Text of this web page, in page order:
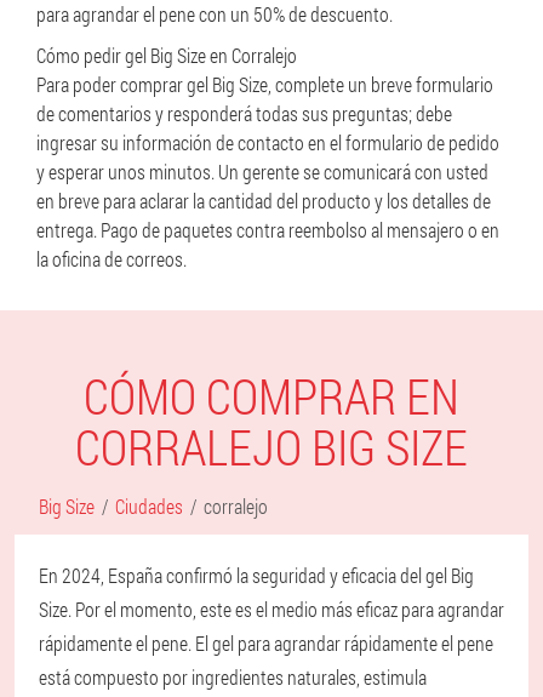
para agrandar el pene con un 50% de descuento.
Cómo pedir gel Big Size en Corralejo
Para poder comprar gel Big Size, complete un breve formulario
de comentarios y responderá todas sus preguntas; debe
ingresar su información de contacto en el formulario de pedido
y esperar unos minutos. Un gerente se comunicará con usted
en breve para aclarar la cantidad del producto y los detalles de
entrega. Pago de paquetes contra reembolso al mensajero o en
la oficina de correos.
CÓMO COMPRAR EN
CORRALEJO BIG SIZE
Big Size Ciudades corralejo
En 2024, España confirmó la seguridad y eficacia del gel Big
Size. Por el momento, este es el medio más eficaz para agrandar
rápidamente el pene. El gel para agrandar rápidamente el pene
está compuesto por ingredientes naturales, estimula